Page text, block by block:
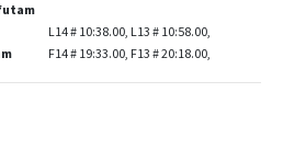
L14 # 10:38.00, L13 # 10:58.00,
F14 # 19:33.00, F13 # 20:18.00,